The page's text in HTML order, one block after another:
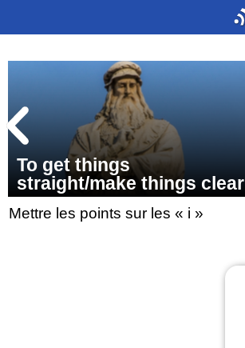
To get things
straight/make things clear
Mettre les points sur les « i »